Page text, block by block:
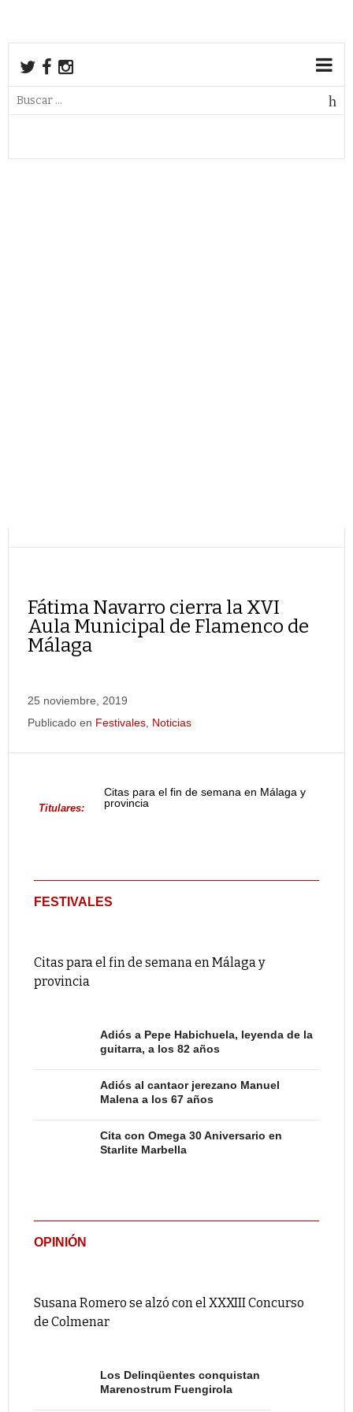
Fátima Navarro cierra la XVI
Aula Municipal de Flamenco de
Málaga
25 noviembre, 2019
Publicado en Festivales Noticias
Titulares:
Citas para el fin de semana en Málaga y
provincia
FESTIVALES
Citas para el fin de semana en Málaga y
provincia
Adiós a Pepe Habichuela, leyenda de la
guitarra, a los 82 años
Adiós al cantaor jerezano Manuel
Malena a los 67 años
Cita con Omega 30 Aniversario en
Starlite Marbella
OPINIÓN
Susana Romero se alzó con el XXXIII Concurso
de Colmenar
Los Delinqüentes conquistan
Marenostrum Fuengirola